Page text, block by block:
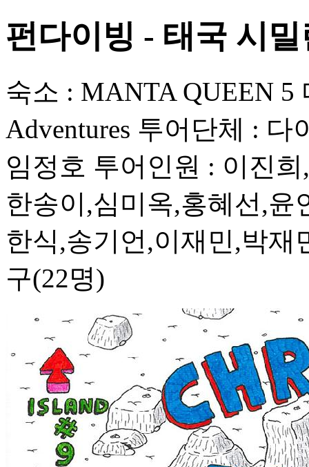
펀다이빙 - 태국 시
숙소 : MANTA QUEEN 5
Adventures 투어단체 :
임정호 투어인원 : 이진
한송이,심미옥,홍혜선,윤
한식,송기언,이재민,박재
구(22명)